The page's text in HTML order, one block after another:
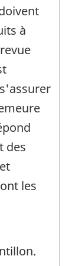
à
des
les